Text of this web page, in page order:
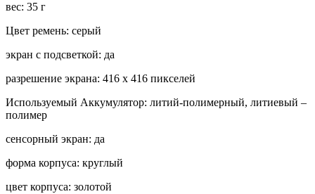
вес: 35 г
Цвет ремень: серый
экран с подсветкой: да
разрешение экрана: 416 x 416 пикселей
Используемый Аккумулятор: литий-полимерный, литиевый –
полимер
сенсорный экран: да
форма корпуса: круглый
цвет корпуса: золотой